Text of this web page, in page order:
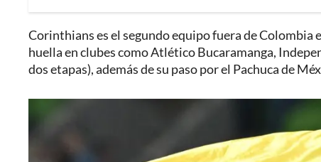
Corinthians es el segundo equipo fuera de Colombia
huella en clubes como Atlético Bucaramanga,
dos etapas), además de su paso por el Pachuca de